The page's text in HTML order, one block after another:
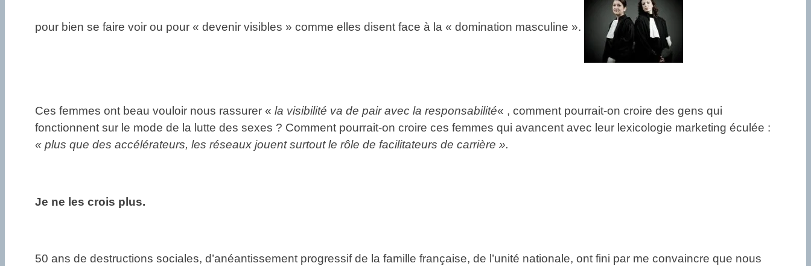
pour bien se faire voir ou pour « devenir visibles » comme elles disent face à la « domination masculine ».
Ces femmes ont beau vouloir nous rassurer « la visibilité va de pair avec la responsabilité« , comment pourrait-on croire des gens qui
fonctionnent sur le mode de la lutte des sexes ? Comment pourrait-on croire ces femmes qui avancent avec leur lexicologie marketing éculée :
« plus que des accélérateurs, les réseaux jouent surtout le rôle de facilitateurs de carrière ».
Je ne les crois plus.
50 ans de destructions sociales, d’anéantissement progressif de la famille française, de l’unité nationale, ont fini par me convaincre que nous